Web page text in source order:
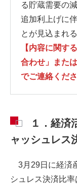
る貯蔵需要の
追加利上げに
とが見込まれる
【内容に関す
合わせ」また
でご連絡くださ
１．経済
ャッシュレス
3月29日に経済
シュレス決済比